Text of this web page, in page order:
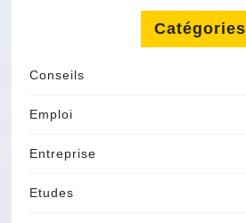
Catégories
Conseils
Emploi
Entreprise
Etudes